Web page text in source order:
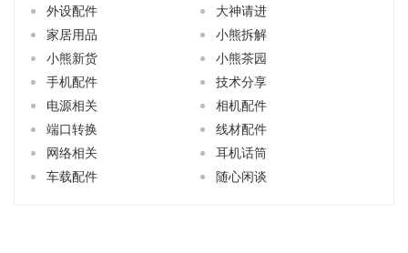
外设配件
大神请进
家居用品
小熊拆解
小熊新货
小熊茶园
手机配件
技术分享
电源相关
相机配件
端口转换
线材配件
网络相关
耳机话筒
车载配件
随心闲谈